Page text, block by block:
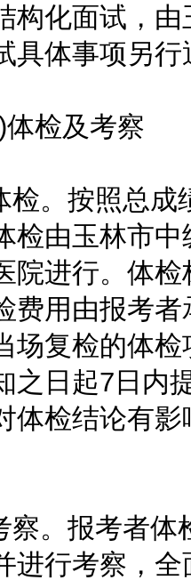
构化面试，
具体事项另行
检及考察
按照总成
检由玉林市
院进行。体
费用由报考
场复检的体
之日起7日内
体检结论有
报考者体
进行考察，